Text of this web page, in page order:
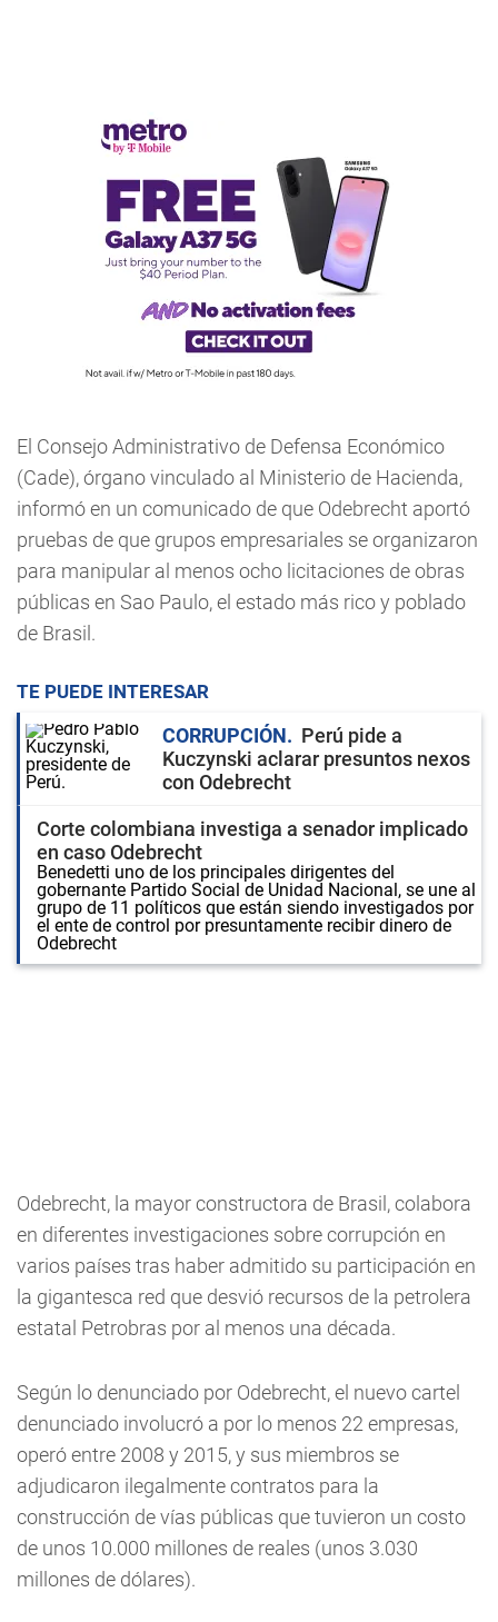
El Consejo Administrativo de Defensa Económico
(Cade), órgano vinculado al Ministerio de Hacienda,
informó en un comunicado de que Odebrecht aportó
pruebas de que grupos empresariales se organizaron
para manipular al menos ocho licitaciones de obras
públicas en Sao Paulo, el estado más rico y poblado
de Brasil.
TE PUEDE INTERESAR
CORRUPCIÓN
Perú pide a
Kuczynski aclarar presuntos nexos
con Odebrecht
Corte colombiana investiga a senador implicado
en caso Odebrecht
Benedetti uno de los principales dirigentes del
gobernante Partido Social de Unidad Nacional, se une al
grupo de 11 políticos que están siendo investigados por
el ente de control por presuntamente recibir dinero de
Odebrecht
Odebrecht, la mayor constructora de Brasil, colabora
en diferentes investigaciones sobre corrupción en
varios países tras haber admitido su participación en
la gigantesca red que desvió recursos de la petrolera
estatal Petrobras por al menos una década.
Según lo denunciado por Odebrecht, el nuevo cartel
denunciado involucró a por lo menos 22 empresas,
operó entre 2008 y 2015, y sus miembros se
adjudicaron ilegalmente contratos para la
construcción de vías públicas que tuvieron un costo
de unos 10.000 millones de reales (unos 3.030
millones de dólares).